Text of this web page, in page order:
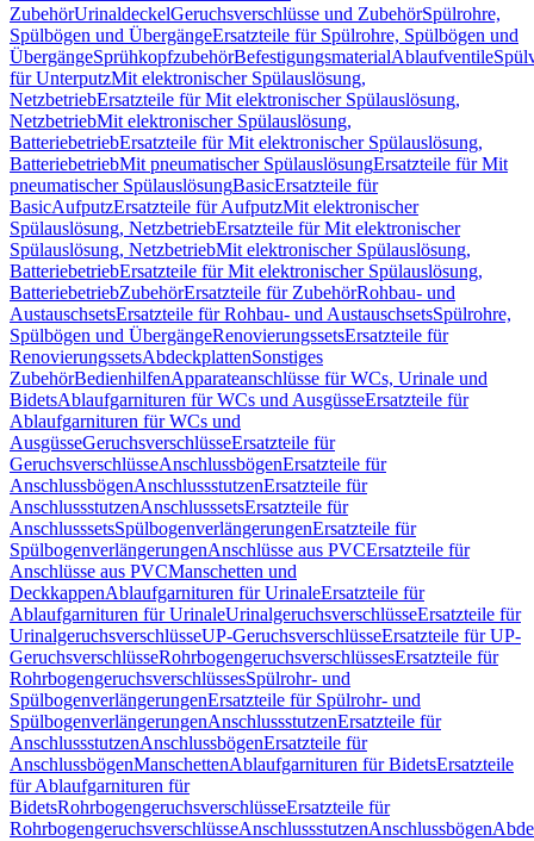
ZubehörUrinaldeckelGeruchsverschlüsse und ZubehörSpülrohre,
Spülbögen und ÜbergängeErsatzteile für Spülrohre, Spülbögen und
ÜbergängeSprühkopfzubehörBefestigungsmaterialAblaufventile
für UnterputzMit elektronischer Spülauslösung,
NetzbetriebErsatzteile für Mit elektronischer Spülauslösung,
NetzbetriebMit elektronischer Spülauslösung,
BatteriebetriebErsatzteile für Mit elektronischer Spülauslösung,
BatteriebetriebMit pneumatischer SpülauslösungErsatzteile für Mit
pneumatischer SpülauslösungBasicErsatzteile für
BasicAufputzErsatzteile für AufputzMit elektronischer
Spülauslösung, NetzbetriebErsatzteile für Mit elektronischer
Spülauslösung, NetzbetriebMit elektronischer Spülauslösung,
BatteriebetriebErsatzteile für Mit elektronischer Spülauslösung,
BatteriebetriebZubehörErsatzteile für ZubehörRohbau- und
AustauschsetsErsatzteile für Rohbau- und AustauschsetsSpülrohre,
Spülbögen und ÜbergängeRenovierungssetsErsatzteile für
RenovierungssetsAbdeckplattenSonstiges
ZubehörBedienhilfenApparateanschlüsse für WCs, Urinale und
BidetsAblaufgarnituren für WCs und AusgüsseErsatzteile für
Ablaufgarnituren für WCs und
AusgüsseGeruchsverschlüsseErsatzteile für
GeruchsverschlüsseAnschlussbögenErsatzteile für
AnschlussbögenAnschlussstutzenErsatzteile für
AnschlussstutzenAnschlusssetsErsatzteile für
AnschlusssetsSpülbogenverlängerungenErsatzteile für
SpülbogenverlängerungenAnschlüsse aus PVCErsatzteile für
Anschlüsse aus PVCManschetten und
DeckkappenAblaufgarnituren für UrinaleErsatzteile für
Ablaufgarnituren für UrinaleUrinalgeruchsverschlüsseErsatzteile für
UrinalgeruchsverschlüsseUP-GeruchsverschlüsseErsatzteile für UP-
GeruchsverschlüsseRohrbogengeruchsverschlüssesErsatzteile für
RohrbogengeruchsverschlüssesSpülrohr- und
SpülbogenverlängerungenErsatzteile für Spülrohr- und
SpülbogenverlängerungenAnschlussstutzenErsatzteile für
AnschlussstutzenAnschlussbögenErsatzteile für
AnschlussbögenManschettenAblaufgarnituren für BidetsErsatzteile
für Ablaufgarnituren für
BidetsRohrbogengeruchsverschlüsseErsatzteile für
RohrbogengeruchsverschlüsseAnschlussstutzenAnschlussbögen